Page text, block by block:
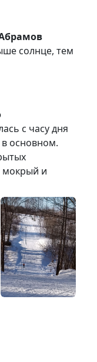
солнце, тем
с часу дня
основном.
мокрый и